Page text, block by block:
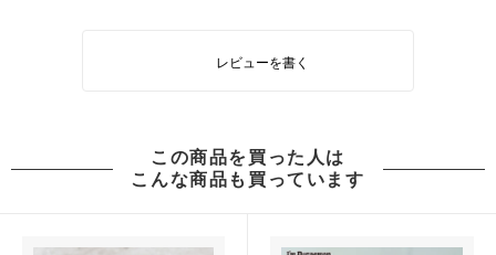
レビューを書く
この商品を買った人は
こんな商品も買っています